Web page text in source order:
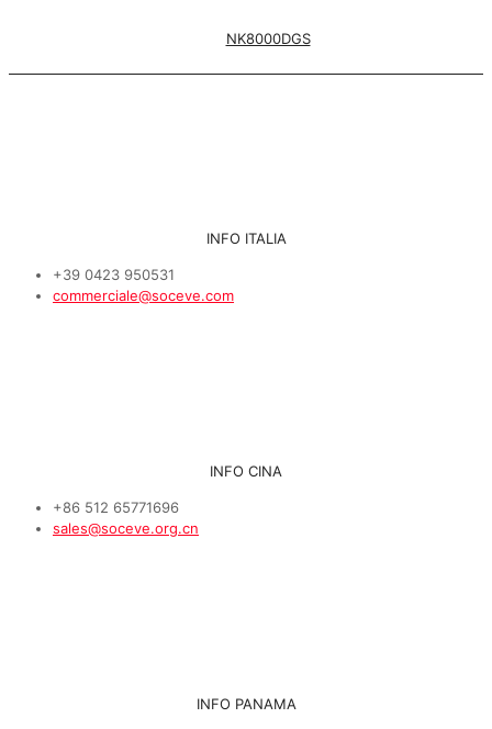
NK8000DGS
INFO ITALIA
+39 0423 950531
commerciale@soceve.com
INFO CINA
+86 512 65771696
sales@soceve.org.cn
INFO PANAMA